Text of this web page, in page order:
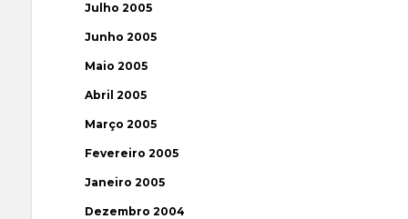
Julho 2005
Junho 2005
Maio 2005
Abril 2005
Março 2005
Fevereiro 2005
Janeiro 2005
Dezembro 2004